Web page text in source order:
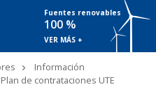
Fuentes renovables
100 %
VER MÁS +
Información
de contrataciones UTE